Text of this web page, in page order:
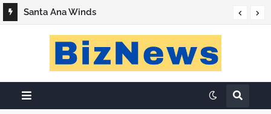
Santa Ana Winds